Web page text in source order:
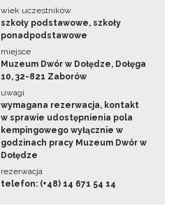
wiek uczestników
szkoły podstawowe, szkoły
ponadpodstawowe
miejsce
Muzeum Dwór w Dołędze, Dołęga
10, 32-821 Zaborów
uwagi
wymagana rezerwacja, kontakt
w sprawie udostępnienia pola
kempingowego wyłącznie w
godzinach pracy Muzeum Dwór w
Dołędze
rezerwacja
telefon: (+48) 14 671 54 14